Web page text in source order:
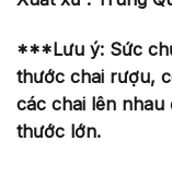
***Lưu ý: Sức
thước chai rượu,
các chai lên
thước lớn.